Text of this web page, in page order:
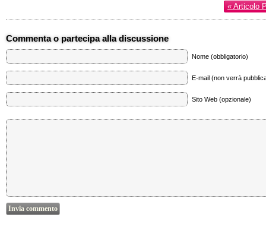
« Articolo
Commenta o partecipa alla discussione
Nome (obbligatorio)
E-mail (non verrà
Sito Web (opzionale)